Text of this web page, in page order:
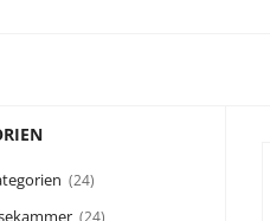
(24)
(24)